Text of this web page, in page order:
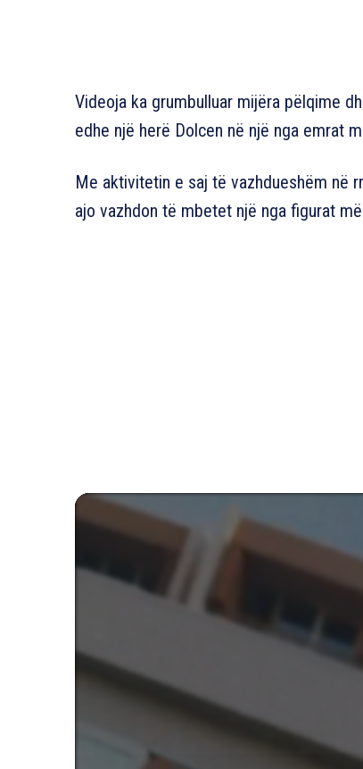
Videoja ka grumbulluar mijëra pëlqime
edhe një herë Dolcen në një nga emrat
Me aktivitetin e saj të vazhdueshëm në
ajo vazhdon të mbetet një nga figurat